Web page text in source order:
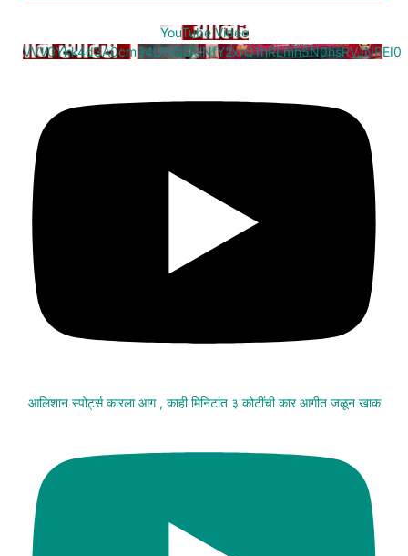
YouTube Video
VVV0Ykk4d3A0cm94U1VaQUNfY2xrQ1hRLmh5N0hsRVJNREI0
आलिशान स्पोर्ट्स कारला आग , काही मिनिटांत ३ कोटींची कार आगीत जळून खाक